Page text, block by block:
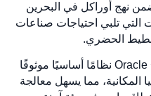
نهج أوراكل في البحرين
التي تلبي احتياجات صناعات
الحضري.
توفر Oracle Cloud Infrastructure (OCI) نظامًا أساسيًا موثوقًا
المكانية، مما يسهل معالجة